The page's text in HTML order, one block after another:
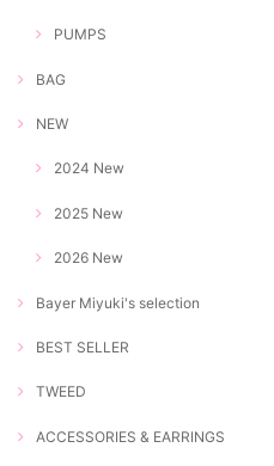
PUMPS
BAG
NEW
2024 New
2025 New
2026 New
Bayer Miyuki's selection
BEST SELLER
TWEED
ACCESSORIES & EARRINGS